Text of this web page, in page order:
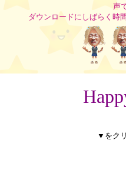
声
ダウンロードにしばらく時
▼をク